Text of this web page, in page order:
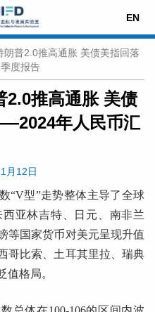
EN
朗普2.0推高通胀 美债美指回落
度报告
2.0推高通胀 美债
年人民币汇
月12日
“V型”走势整体主导了全球
亚林吉特、日元、南非兰
等国家货币对美元呈现升值
哥比索、土耳其里拉、瑞典
值格局。